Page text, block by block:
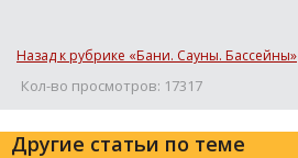
Назад к рубрике «Бани. Сауны. Бассейны»
Кол-во просмотров: 17317
Другие статьи по теме